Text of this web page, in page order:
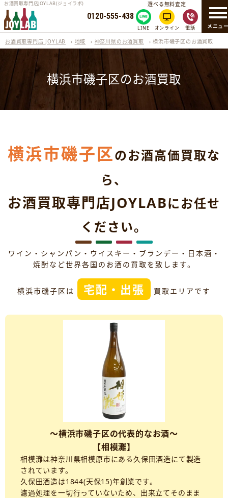
メニュ
お酒買取専門店JOYLAB(ジョイラボ)
0120-555-438
選べる無料査定
LINE オンライン 電話
お酒買取専門店 JOYLAB › 地域 › 神奈川県のお酒買取 ›横浜市磯子区のお酒買取
横浜市磯子区のお酒買取
横浜市磯子区のお酒高価買取な
ら、
お酒買取専門店JOYLABにお任せ
ください。
ワイン・シャンパン・ウイスキー・ブランデー・日本酒・
焼酎など世界各国のお酒の買取を致します。
横浜市磯子区は 宅配・出張 買取エリアです
～横浜市磯子区の代表的なお酒～
【相模灘】
相模灘は神奈川県相模原市にある久保田酒造にて製造
されています。
久保田酒造は1844(天保15)年創業です。
濾過処理を一切行っていないため、出来立てそのまま